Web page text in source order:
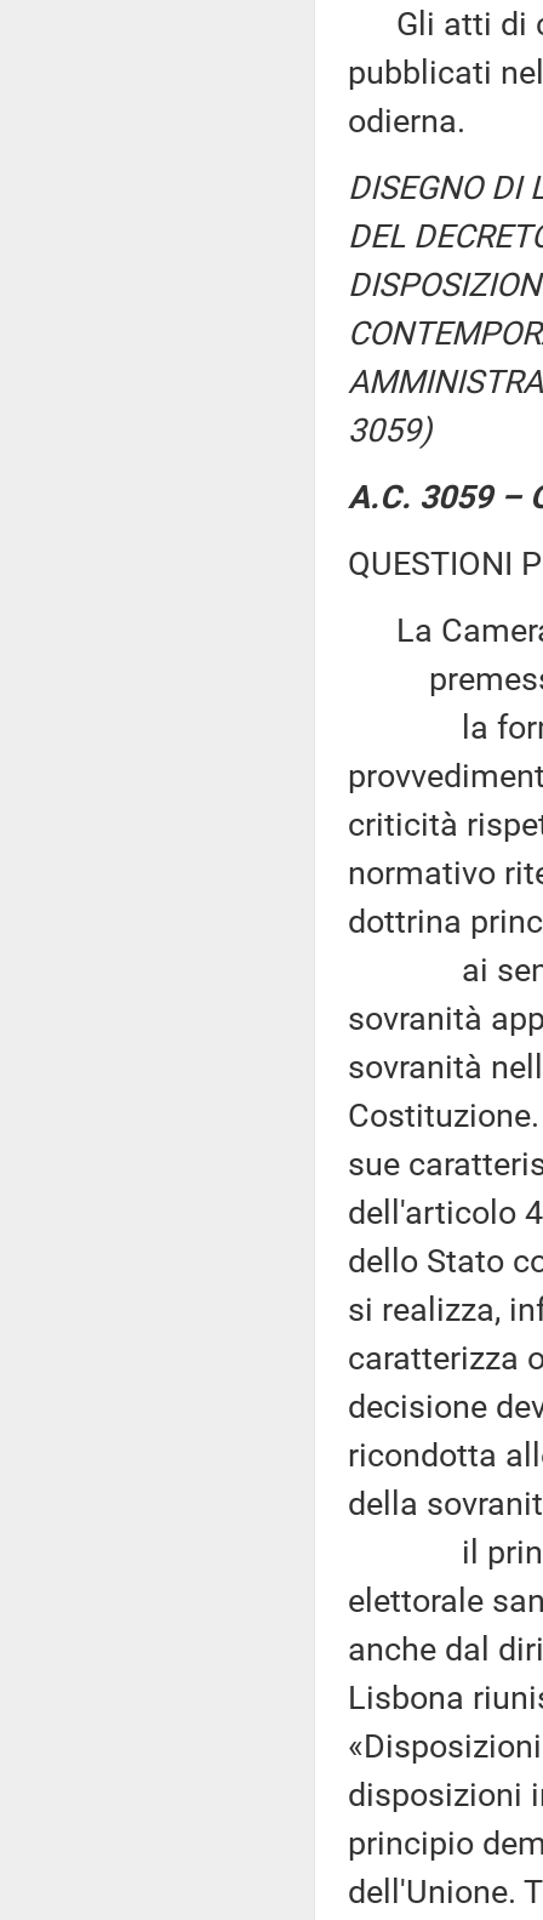
Gli atti di
pubblicati
odierna.
DISEGNO DI
DEL
3059)
A.C. 3059 –
QUESTIONI
La
la
criticità
normativo
dottrina
ai sensi
sovranità
sovranità
sue
dell'articolo
dello Stato
si realizza,
caratterizza
decisione
ricondotta
della
il
elettorale
anche dal
Lisbona
disposizioni
principio
dell'Unione.